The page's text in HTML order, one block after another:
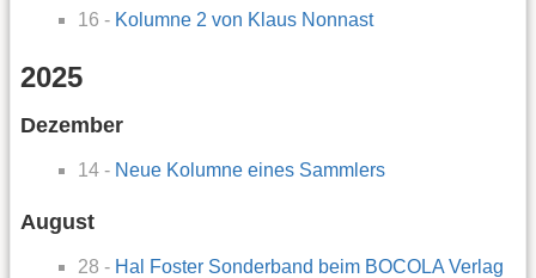
16 - Kolumne 2 von Klaus Nonnast
2025
Dezember
14 - Neue Kolumne eines Sammlers
August
28 - Hal Foster Sonderband beim BOCOLA Verlag